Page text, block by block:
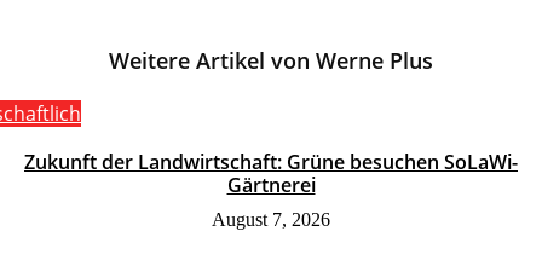
Weitere Artikel von Werne Plus
Zukunft der Landwirtschaft: Grüne besuchen SoLaWi-
Gärtnerei
August 7, 2026